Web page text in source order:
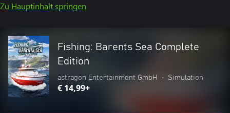
Zu Hauptinhalt springen
Fishing: Barents Sea Complete
Edition
astragon Entertainment GmbH • Simulation
€ 14,99+